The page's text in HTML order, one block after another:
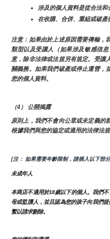
涉及的個人資料是從合法
在收購、合併、重組或破產
注意：如果由於上述原因需要傳輸，
類型以及受讓人（如果涉及敏感信
意，除非法律或法規另有規定。受讓
關義務。如果我們破產或停止運營，
您的個人資料。
（4） 公開揭露
原則上，我們不會向公眾或未定義的
根據我們與您的協定或適用的法律法規
[注： 如果需要年齡限制，請插入以下部
未成年人
本商店不適用於18歲以下的個人。我們
母或監護人，並且認為您的孩子向我們
繫以請求刪除。